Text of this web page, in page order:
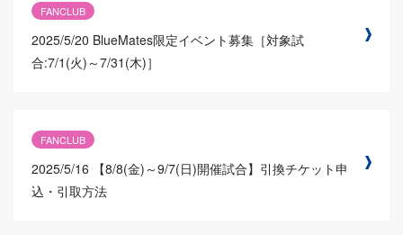
FANCLUB
2025/5/20 BlueMates限定イベント募集［対象試
合:7/1(火)～7/31(木)］
FANCLUB
2025/5/16
【8/8(金)～9/7(日)開催試合】引換チケット申
込・引取方法